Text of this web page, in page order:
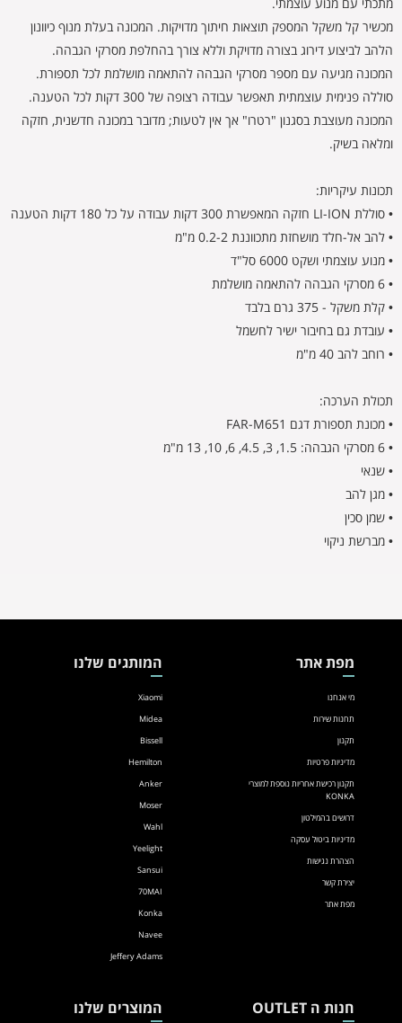
מכשיר קל משקל המספק תוצאות חיתוך מדויקות. המכונה בעלת מנוף כיוונון
הלהב לביצוע דירוג בצורה מדויקת וללא צורך בהחלפת מסרקי הגבהה.
המכונה מגיעה עם מספר מסרקי הגבהה להתאמה מושלמת לכל תספורת.
סוללה פנימית עוצמתית תאפשר עבודה רצופה של 300 דקות לכל הטענה.
המכונה מעוצבת בסגנון "רטרו" אך אין לטעות; מדובר במכונה חדשנית, חזקה
ומלאה בשיק.
תכונות עיקריות:
• סוללת LI-ION חזקה המאפשרת 300 דקות עבודה על כל 180 דקות הטענה
• להב אל-חלד מושחזת מתכווננת 0.2-2 מ"מ
• מנוע עוצמתי ושקט 6000 סל"ד
• 6 מסרקי הגבהה להתאמה מושלמת
• קלת משקל - 375 גרם בלבד
• עובדת גם בחיבור ישיר לחשמל
• רוחב להב 40 מ"מ
תכולת הערכה:
• מכונת תספורת דגם FAR-M651
• 6 מסרקי הגבהה: 1.5, 3, 4.5, 6, 10, 13 מ"מ
• שנאי
• מגן להב
• שמן סכין
• מברשת ניקוי
מפת אתר
מי אנחנו
תחנות שירות
תקנון
מדיניות פרטיות
תקנון רכישת אחריות נוספת למוצרי
KONKA
דרושים בהמילטון
מדיניות ביטול עסקה
הצהרת נגישות
יצירת קשר
מפת אתר
המותגים שלנו
Xiaomi
Midea
Bissell
Hemilton
Anker
Moser
Wahl
Yeelight
Sansui
70MAI
Konka
Navee
Jeffery Adams
חנות ה OUTLET המוצרים שלנו